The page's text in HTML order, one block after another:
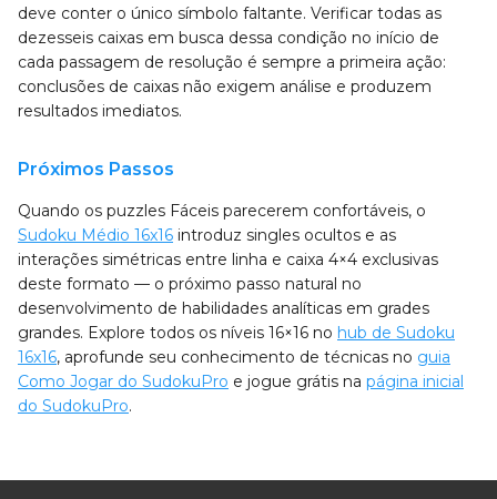
deve conter o único símbolo faltante. Verificar todas as
dezesseis caixas em busca dessa condição no início de
cada passagem de resolução é sempre a primeira ação:
conclusões de caixas não exigem análise e produzem
resultados imediatos.
Próximos Passos
Quando os puzzles Fáceis parecerem confortáveis, o
Sudoku Médio 16x16 introduz singles ocultos e as
interações simétricas entre linha e caixa 4×4 exclusivas
deste formato — o próximo passo natural no
desenvolvimento de habilidades analíticas em grades
grandes. Explore todos os níveis 16×16 no hub de Sudoku
16x16, aprofunde seu conhecimento de técnicas no guia
Como Jogar do SudokuPro e jogue grátis na página inicial
do SudokuPro.